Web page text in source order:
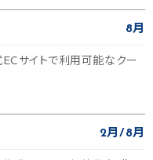
8月
サイトで利用可能なクー
2月 8月